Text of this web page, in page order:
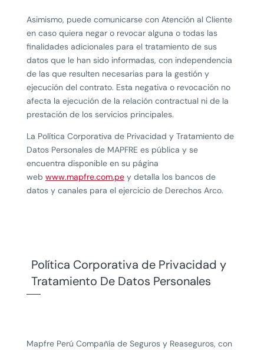
Asimismo, puede comunicarse con Atención al Cliente
en caso quiera negar o revocar alguna o todas las
finalidades adicionales para el tratamiento de sus
datos que le han sido informadas, con independencia
de las que resulten necesarias para la gestión y
ejecución del contrato. Esta negativa o revocación no
afecta la ejecución de la relación contractual ni de la
prestación de los servicios principales.
La Política Corporativa de Privacidad y Tratamiento de
Datos Personales de MAPFRE es pública y se
encuentra disponible en su página
web www.mapfre.com.pe y detalla los bancos de
datos y canales para el ejercicio de Derechos Arco.
Política Corporativa de Privacidad y
Tratamiento De Datos Personales
Mapfre Perú Compañía de Seguros y Reaseguros, con